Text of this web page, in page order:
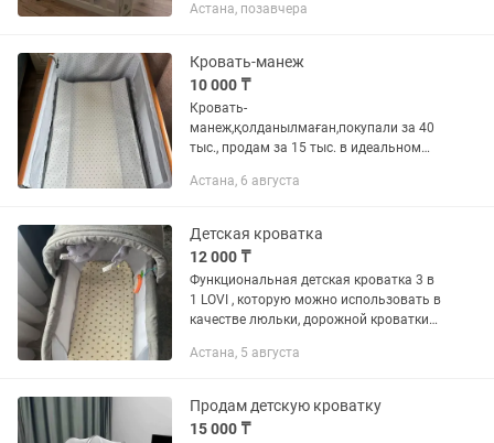
узор (цвет) кровати, 1 бортик в узор
Астана, позавчера
Кровать-манеж
10 000 ₸
Кровать-
манеж,қолданылмаған,покупали за 40
тыс., продам за 15 тыс. в идеальном
бар, высотасы регулируется, и ножкасы
люлька ,...
Астана, 6 августа
Детская кроватка
12 000 ₸
Функциональная детская кроватка 3 в
1 LOVI , которую можно использовать в
качестве люльки, дорожной кроватки
идеальным решением в любых
Астана, 5 августа
Продам детскую кроватку
15 000 ₸